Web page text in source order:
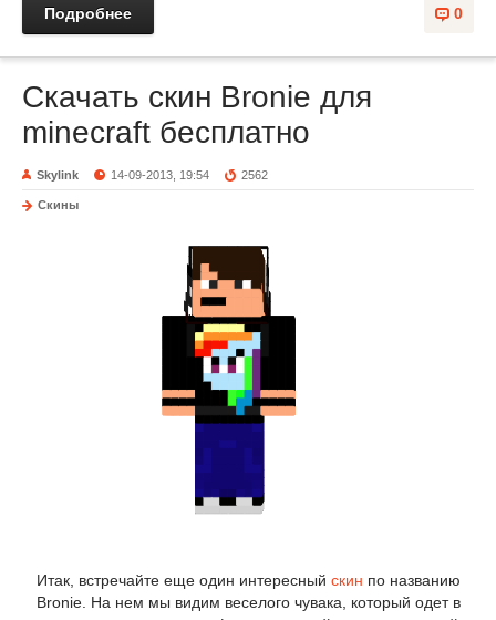
0
Подробнее
Скачать скин Bronie для
minecraft бесплатно
Skylink 14-09-2013, 19:54 2562
Скины
Итак, встречайте еще один интересный скин по названию
Bronie. На нем мы видим веселого чувака, который одет в